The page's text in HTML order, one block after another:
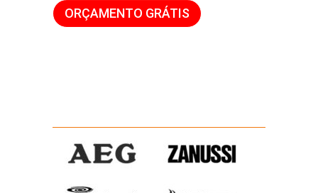
ORÇAMENTO GRÁTIS